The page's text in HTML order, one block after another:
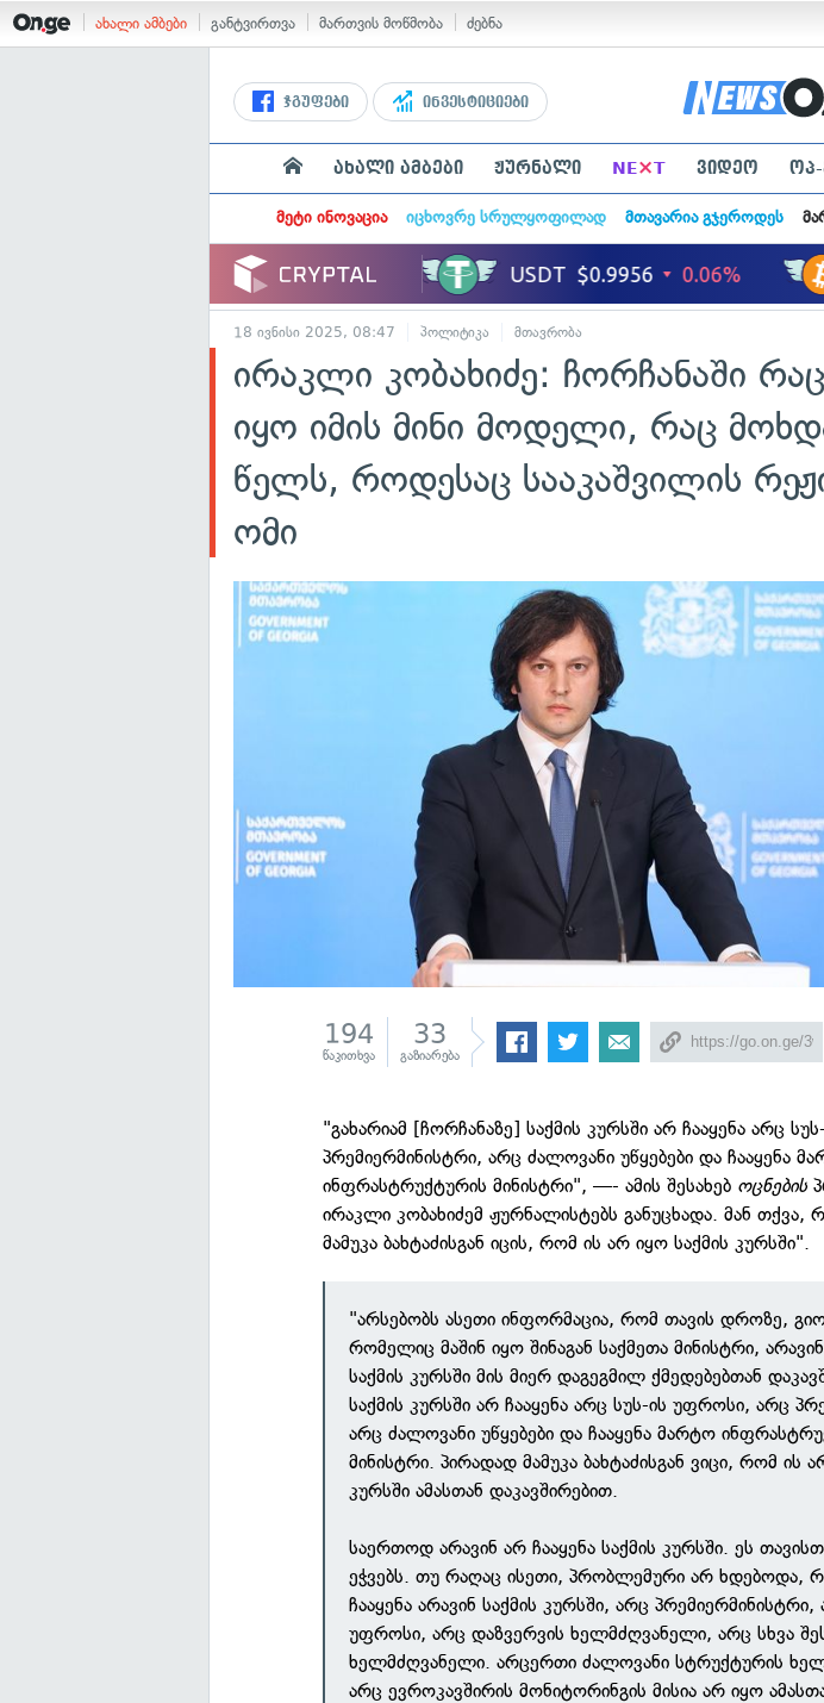
ახალი ამბები განტვირთვა მართვის მოწმობა ძებნა
ჯგუფები ინვესტიციები
ახალი ამბები ჟურნალი NE×T ვიდეო
მეტი ინოვაცია იცხოვრე სრულყოფილად მთავარია გჯეროდეს
18 ივნისი 2025, 08:47 პოლიტიკა მთავრობა
ირაკლი კობახიძე: ჩორჩანაში
იყო იმის მინი მოდელი, რაც
წელს, როდესაც სააკაშვილის
ომი
194
წაკითხვა
33
გაზიარება
"გახარიამ [ჩორჩანაზე] საქმის კურსში არ ჩააყენა არც
პრემიერმინისტრი, არც ძალოვანი უწყებები და ჩააყენა
ინფრასტრუქტურის მინისტრი", —- ამის შესახებ ოცნების
ირაკლი კობახიძემ ჟურნალისტებს განუცხადა. მან თქვა,
მამუკა ბახტაძისგან იცის, რომ ის არ იყო საქმის კურსში".
"არსებობს ასეთი ინფორმაცია, რომ თავის დროზე,
რომელიც მაშინ იყო შინაგან საქმეთა მინისტრი,
საქმის კურსში მის მიერ დაგეგმილ ქმედებებთან
საქმის კურსში არ ჩააყენა არც სუს-ის უფროსი, არც
არც ძალოვანი უწყებები და ჩააყენა მარტო
მინისტრი. პირადად მამუკა ბახტაძისგან ვიცი, რომ ის
კურსში ამასთან დაკავშირებით.
საერთოდ არავინ არ ჩააყენა საქმის კურსში. ეს
ეჭვებს. თუ რაღაც ისეთი, პრობლემური არ ხდებოდა,
ჩააყენა არავინ საქმის კურსში, არც პრემიერმინისტრი,
უფროსი, არც დაზვერვის ხელმძღვანელი, არც სხვა
ხელმძღვანელი. არცერთი ძალოვანი სტრუქტურის
არც ევროკავშირის მონიტორინგის მისია არ იყო